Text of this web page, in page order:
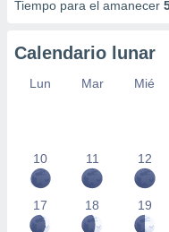
Tiempo para el amanecer
Calendario lunar
Lun Mar Mié
10 11 12
17 18 19